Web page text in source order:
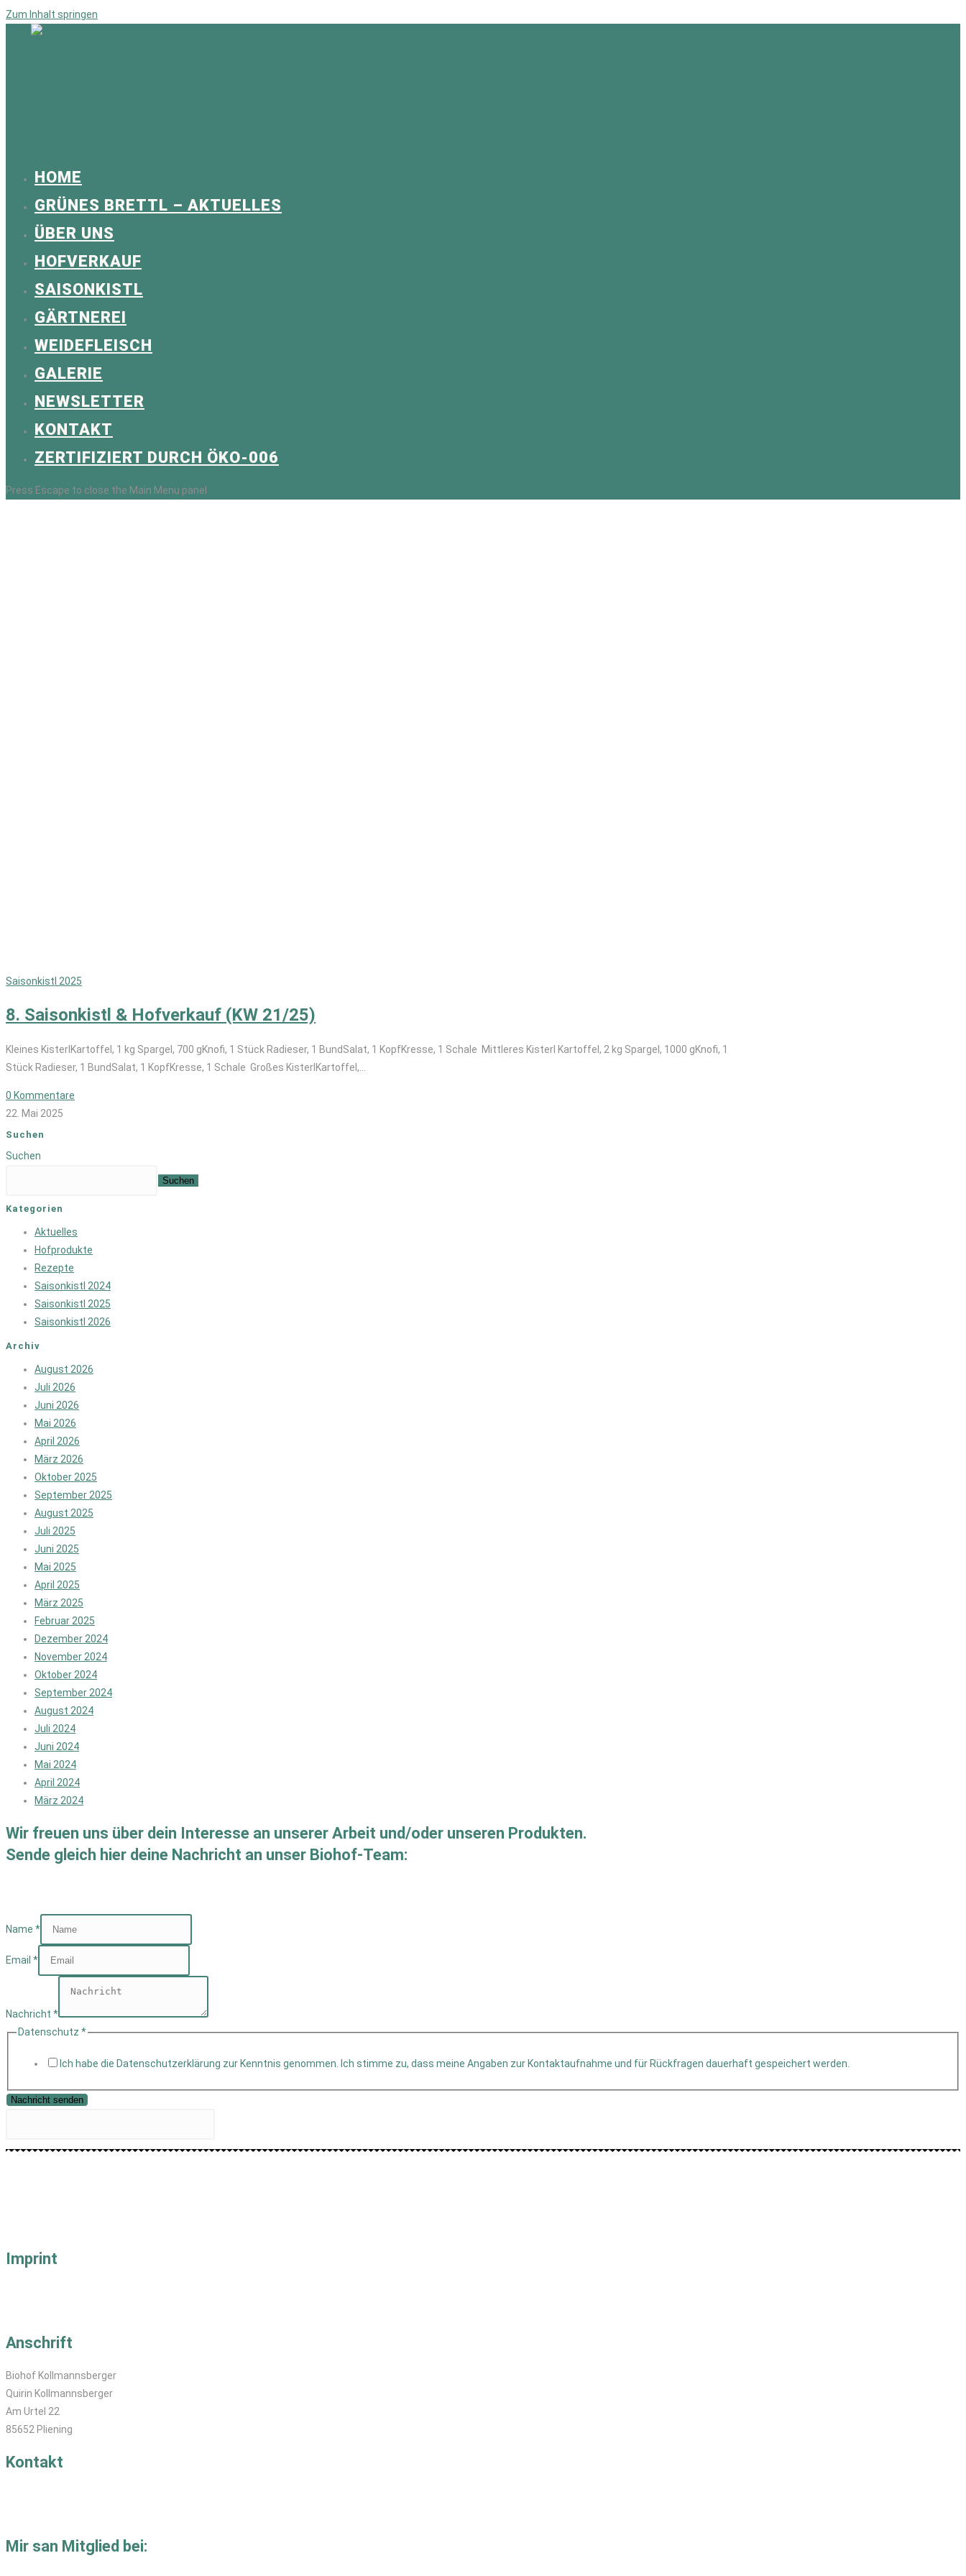
Zum Inhalt springen
HOME
GRÜNES BRETTL – AKTUELLES
ÜBER UNS
HOFVERKAUF
SAISONKISTL
GÄRTNEREI
WEIDEFLEISCH
GALERIE
NEWSLETTER
KONTAKT
ZERTIFIZIERT DURCH ÖKO-006
Press Escape to close the Main Menu panel
Saisonkistl 2025
8. Saisonkistl & Hofverkauf (KW 21/25)
Kleines KisterlKartoffel, 1 kg Spargel, 700 gKnofi, 1 Stück Radieser, 1 BundSalat, 1 KopfKresse, 1 Schale Mittleres Kisterl Kartoffel, 2 kg Spargel, 1000 gKnofi, 1
Stück Radieser, 1 BundSalat, 1 KopfKresse, 1 Schale Großes KisterlKartoffel,…
0 Kommentare
22. Mai 2025
Suchen
Suchen
Suchen
Kategorien
Aktuelles
Hofprodukte
Rezepte
Saisonkistl 2024
Saisonkistl 2025
Saisonkistl 2026
Archiv
August 2026
Juli 2026
Juni 2026
Mai 2026
April 2026
März 2026
Oktober 2025
September 2025
August 2025
Juli 2025
Juni 2025
Mai 2025
April 2025
März 2025
Februar 2025
Dezember 2024
November 2024
Oktober 2024
September 2024
August 2024
Juli 2024
Juni 2024
Mai 2024
April 2024
März 2024
Wir freuen uns über dein Interesse an unserer Arbeit und/oder unseren Produkten.
Sende gleich hier deine Nachricht an unser Biohof-Team:
Name *
Email *
Nachricht *
Datenschutz *
Ich habe die Datenschutzerklärung zur Kenntnis genommen. Ich stimme zu, dass meine Angaben zur Kontaktaufnahme und für Rückfragen dauerhaft gespeichert werden.
Nachricht senden
Imprint
Anschrift
Biohof Kollmannsberger
Quirin Kollmannsberger
Am Urtel 22
85652 Pliening
Kontakt
Mir san Mitglied bei: